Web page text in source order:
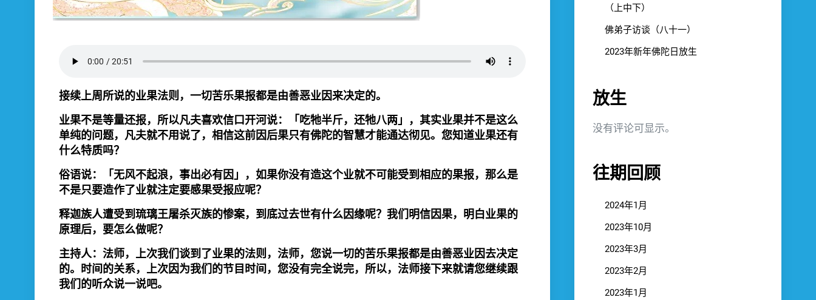
接续上周所说的业果法则，一切苦乐果报都是由善恶业因来决定的。
业果不是等量还报，所以凡夫喜欢信口开河说：「吃牠半斤，还牠八两」，其实业果并不是这么
单纯的问题，凡夫就不用说了，相信这前因后果只有佛陀的智慧才能通达彻见。您知道业果还有
什么特质吗？
俗语说：「无风不起浪，事出必有因」，如果你没有造这个业就不可能受到相应的果报，那么是
不是只要造作了业就注定要感果受报应呢？
释迦族人遭受到琉璃王屠杀灭族的惨案，到底过去世有什么因缘呢？我们明信因果，明白业果的
原理后，要怎么做呢？
主持人：法师，上次我们谈到了业果的法则，法师，您说一切的苦乐果报都是由善恶业因去决定
的。时间的关系，上次因为我们的节目时间，您没有完全说完，所以，法师接下来就请您继续跟
我们的听众说一说吧。
（上中下）
佛弟子访谈（八十一）
2023年新年佛陀日放生
放生
没有评论可显示。
往期回顾
2024年1月
2023年10月
2023年3月
2023年2月
2023年1月